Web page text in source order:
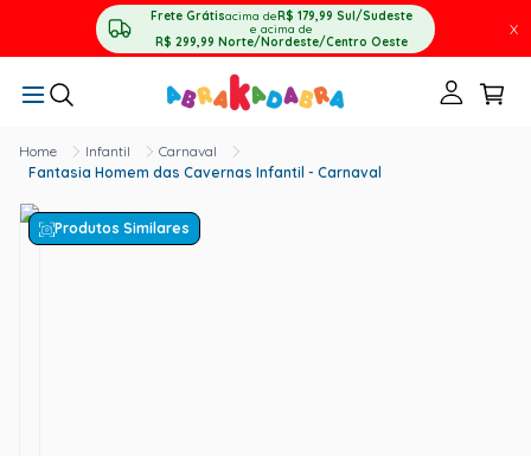
Frete Grátisacima deR$ 179,99 Sul/Sudeste
e acima de
R$ 299,99 Norte/Nordeste/Centro Oeste
X
Infantil
Carnaval
Fantasia Homem das Cavernas Infantil - Carnaval
Produtos Similares